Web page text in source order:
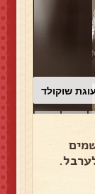
עוגת שוקולד